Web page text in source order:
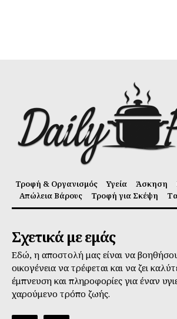
Τροφή & Οργανισμός Υγεία Άσκηση
Απώλεια Βάρους
Τροφή για Σκέψη
Σχετικά με εμάς
Εδώ, η αποστολή μας είναι να
οικογένεια να τρέφεται και να ζει
έμπνευση και πληροφορίες για έναν
χαρούμενο τρόπο ζωής.